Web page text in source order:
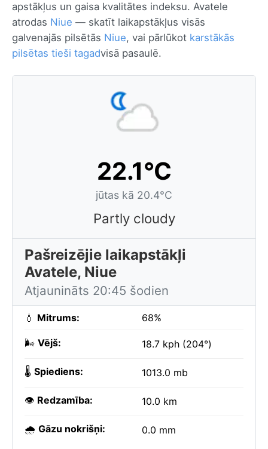
apstākļus un gaisa kvalitātes indeksu. Avatele
atrodas Niue — skatīt laikapstākļus visās
galvenajās pilsētās Niue, vai pārlūkot karstākās
pilsētas tieši tagadvisā pasaulē.
22.1°C
jūtas kā 20.4°C
Partly cloudy
Pašreizējie laikapstākļi
Avatele, Niue
Atjaunināts 20:45 šodien
💧 Mitrums: 68%
🌬️ Vējš: 18.7 kph (204°)
🌡️ Spiediens: 1013.0 mb
👁️ Redzamība: 10.0 km
🌧️ Gāzu nokrišņi: 0.0 mm